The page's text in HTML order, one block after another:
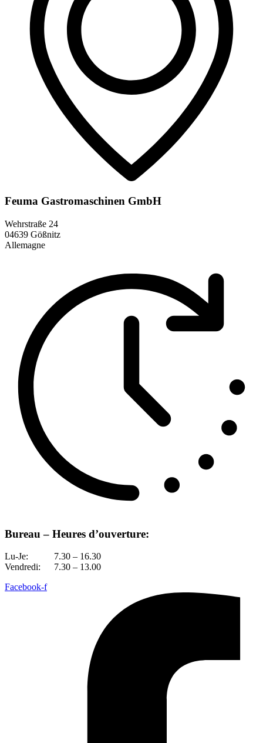
Feuma Gastromaschinen GmbH
Wehrstraße 24
04639 Gößnitz
Allemagne
Bureau – Heures d’ouverture:
Lu-Je:
7.30 – 16.30
Vendredi:
7.30 – 13.00
Facebook-f